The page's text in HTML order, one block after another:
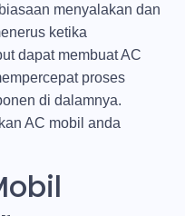
menyalakan dan
ketika
dapat membuat AC
proses
di dalamnya.
AC mobil anda